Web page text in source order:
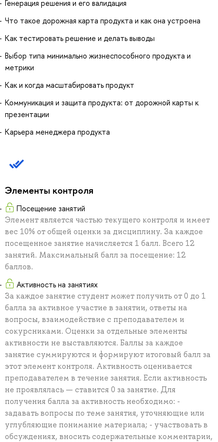
Генерация решения и его валидация
Что такое дорожная карта продукта и как она устроена
Как тестировать решение и делать выводы
Выбор типа минимально жизнеспособного продукта и
метрики
Как и когда масштабировать продукт
Коммуникация и защита продукта: от дорожной карты к
презентации
Карьера менеджера продукта
Элементы контроля
Посещение занятий
Элемент является частью текущего контроля и имеет
вес 10% от общей оценки за дисциплину. За каждое
посещенное занятие начисляется 1 балл. Всего 12
занятий. Максимальный балл за посещение: 12
баллов.
Активность на занятиях
За каждое занятие студент может получить от 0 до 1
балла за активное участие в занятии, ответы на
вопросы, взаимодействие с преподавателем и
сокурсниками. Оценки за отдельные элементы
активности не выставляются. Баллы за каждое
занятие суммируются и формируют итоговый балл за
этот элемент контроля. Активность оценивается
преподавателем в течение занятия. Если активность
не проявлялась — ставится 0 за занятие. Для
получения балла за активность необходимо: -
задавать вопросы по теме занятия, уточняющие или
углубляющие понимание материала; - участвовать в
обсуждениях, вносить содержательные комментарии,